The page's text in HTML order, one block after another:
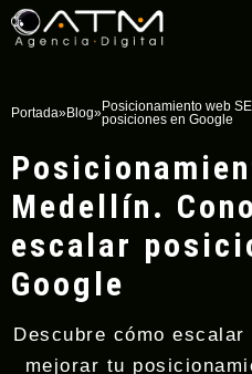
Portada»Blog»Posicionamiento web
posiciones en Google
Medellín.
escalar
Google
Descubre cómo
mejorar tu